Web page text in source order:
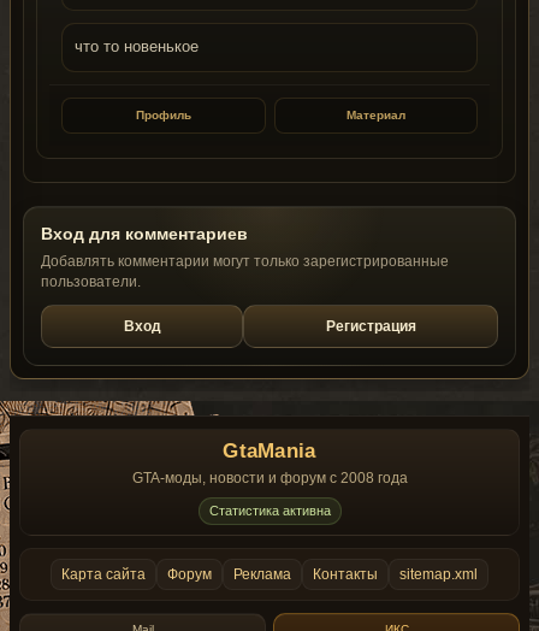
что то новенькое
Профиль Материал
Вход для комментариев
Добавлять комментарии могут только зарегистрированные
пользователи.
Вход Регистрация
GtaMania
GTA-моды, новости и форум с 2008 года
Статистика активна
Карта сайта Форум Реклама Контакты sitemap.xml